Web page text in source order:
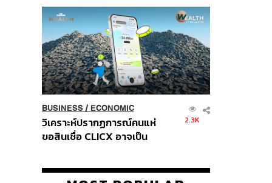
Order
BUSINESS/ ECONOMIC
วิเคราะห์ปรากฏการณ์คนแห่
ขอสินเชื่อ CLICX อาจเป็น
ปัญหาหนี้ครัวเรือนไทยที่ถูกซุก
2.3K